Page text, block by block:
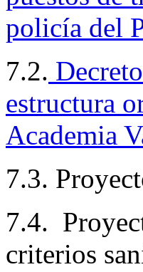
policía del
7.2. Decreto
estructura
Academia
7.3.
7.4.
criterios